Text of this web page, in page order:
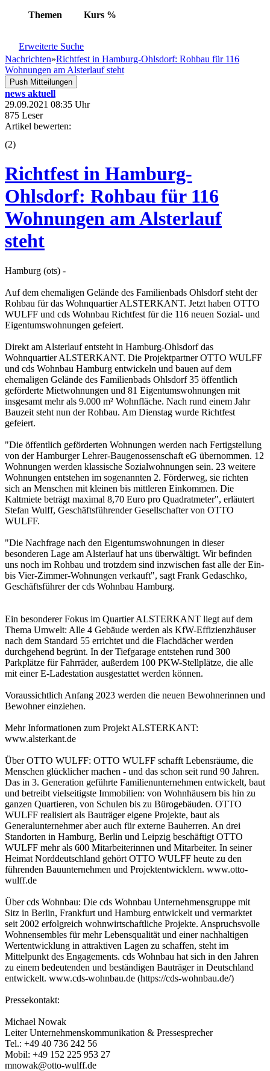
Themen Kurs %
Erweiterte Suche
Nachrichten»Richtfest in Hamburg-Ohlsdorf: Rohbau für 116
Wohnungen am Alsterlauf steht
Push Mitteilungen
news aktuell
29.09.2021 08:35 Uhr
875 Leser
Artikel bewerten:
(2)
Richtfest in Hamburg-
Ohlsdorf: Rohbau für 116
Wohnungen am Alsterlauf
steht
Hamburg (ots) -
Auf dem ehemaligen Gelände des Familienbads Ohlsdorf steht der
Rohbau für das Wohnquartier ALSTERKANT. Jetzt haben OTTO
WULFF und cds Wohnbau Richtfest für die 116 neuen Sozial- und
Eigentumswohnungen gefeiert.
Direkt am Alsterlauf entsteht in Hamburg-Ohlsdorf das
Wohnquartier ALSTERKANT. Die Projektpartner OTTO WULFF
und cds Wohnbau Hamburg entwickeln und bauen auf dem
ehemaligen Gelände des Familienbads Ohlsdorf 35 öffentlich
geförderte Mietwohnungen und 81 Eigentumswohnungen mit
insgesamt mehr als 9.000 m² Wohnfläche. Nach rund einem Jahr
Bauzeit steht nun der Rohbau. Am Dienstag wurde Richtfest
gefeiert.
"Die öffentlich geförderten Wohnungen werden nach Fertigstellung
von der Hamburger Lehrer-Baugenossenschaft eG übernommen. 12
Wohnungen werden klassische Sozialwohnungen sein. 23 weitere
Wohnungen entstehen im sogenannten 2. Förderweg, sie richten
sich an Menschen mit kleinen bis mittleren Einkommen. Die
Kaltmiete beträgt maximal 8,70 Euro pro Quadratmeter", erläutert
Stefan Wulff, Geschäftsführender Gesellschafter von OTTO
WULFF.
"Die Nachfrage nach den Eigentumswohnungen in dieser
besonderen Lage am Alsterlauf hat uns überwältigt. Wir befinden
uns noch im Rohbau und trotzdem sind inzwischen fast alle der Ein-
bis Vier-Zimmer-Wohnungen verkauft", sagt Frank Gedaschko,
Geschäftsführer der cds Wohnbau Hamburg.
Ein besonderer Fokus im Quartier ALSTERKANT liegt auf dem
Thema Umwelt: Alle 4 Gebäude werden als KfW-Effizienzhäuser
nach dem Standard 55 errichtet und die Flachdächer werden
durchgehend begrünt. In der Tiefgarage entstehen rund 300
Parkplätze für Fahrräder, außerdem 100 PKW-Stellplätze, die alle
mit einer E-Ladestation ausgestattet werden können.
Voraussichtlich Anfang 2023 werden die neuen Bewohnerinnen und
Bewohner einziehen.
Mehr Informationen zum Projekt ALSTERKANT:
www.alsterkant.de
Über OTTO WULFF: OTTO WULFF schafft Lebensräume, die
Menschen glücklicher machen - und das schon seit rund 90 Jahren.
Das in 3. Generation geführte Familienunternehmen entwickelt, baut
und betreibt vielseitigste Immobilien: von Wohnhäusern bis hin zu
ganzen Quartieren, von Schulen bis zu Bürogebäuden. OTTO
WULFF realisiert als Bauträger eigene Projekte, baut als
Generalunternehmer aber auch für externe Bauherren. An drei
Standorten in Hamburg, Berlin und Leipzig beschäftigt OTTO
WULFF mehr als 600 Mitarbeiterinnen und Mitarbeiter. In seiner
Heimat Norddeutschland gehört OTTO WULFF heute zu den
führenden Bauunternehmen und Projektentwicklern. www.otto-
wulff.de
Über cds Wohnbau: Die cds Wohnbau Unternehmensgruppe mit
Sitz in Berlin, Frankfurt und Hamburg entwickelt und vermarktet
seit 2002 erfolgreich wohnwirtschaftliche Projekte. Anspruchsvolle
Wohnensembles für mehr Lebensqualität und einer nachhaltigen
Wertentwicklung in attraktiven Lagen zu schaffen, steht im
Mittelpunkt des Engagements. cds Wohnbau hat sich in den Jahren
zu einem bedeutenden und beständigen Bauträger in Deutschland
entwickelt. www.cds-wohnbau.de (https://cds-wohnbau.de/)
Pressekontakt:
Michael Nowak
Leiter Unternehmenskommunikation & Pressesprecher
Tel.: +49 40 736 242 56
Mobil: +49 152 225 953 27
mnowak@otto-wulff.de